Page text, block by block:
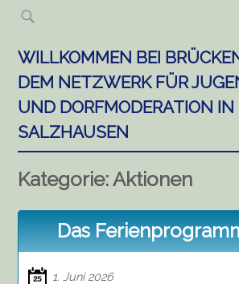
Skip
content
WILLKOMMEN BEI
DEM NETZWERK FÜR
UND DORFMODERATION IN
SALZHAUSEN
Kategorie:Aktionen
Das
1. Juni 2026